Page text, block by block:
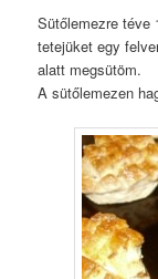
Sütőlemezre téve
tetejüket egy
alatt megsütöm.
A sütőlemezen